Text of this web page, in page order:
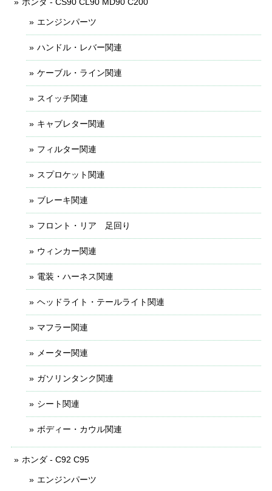
ホンダ - CS90 CL90 MD90 C200
エンジンパーツ
ハンドル・レバー関連
ケーブル・ライン関連
スイッチ関連
キャブレター関連
フィルター関連
スプロケット関連
ブレーキ関連
フロント・リア 足回り
ウィンカー関連
電装・ハーネス関連
ヘッドライト・テールライト関連
マフラー関連
メーター関連
ガソリンタンク関連
シート関連
ボディー・カウル関連
ホンダ - C92 C95
エンジンパーツ